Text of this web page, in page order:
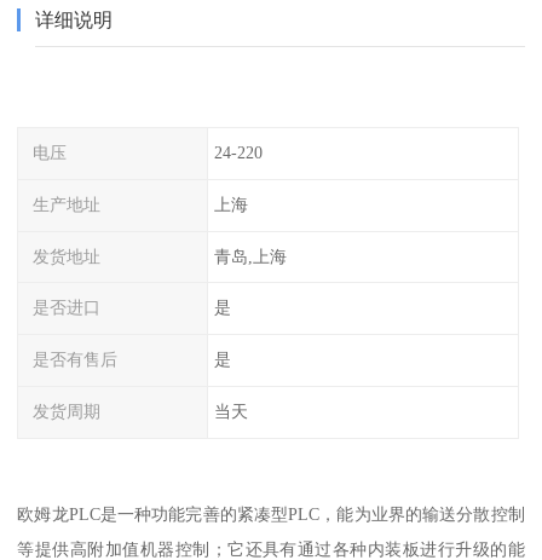
详细说明
电压 24-220
生产地址 上海
发货地址 青岛,上海
是否进口 是
是否有售后 是
发货周期 当天
欧姆龙PLC是一种功能完善的紧凑型PLC，能为业界的输送分散控制
等提供高附加值机器控制；它还具有通过各种内装板进行升级的能